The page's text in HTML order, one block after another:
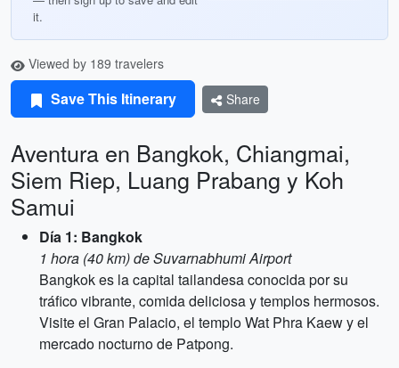
it.
Viewed by 189 travelers
Save This Itinerary Share
Aventura en Bangkok, Chiangmai,
Siem Riep, Luang Prabang y Koh
Samui
Día 1: Bangkok
1 hora (40 km) de Suvarnabhumi Airport
Bangkok es la capital tailandesa conocida por su
tráfico vibrante, comida deliciosa y templos hermosos.
Visite el Gran Palacio, el templo Wat Phra Kaew y el
mercado nocturno de Patpong.